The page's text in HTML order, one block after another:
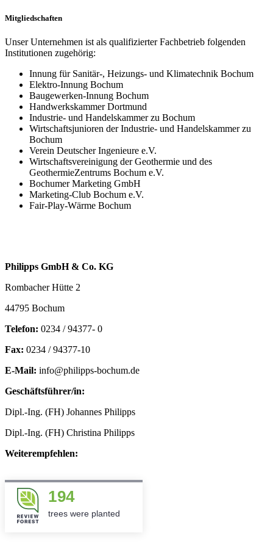
Mitgliedschaften
Unser Unternehmen ist als qualifizierter Fachbetrieb folgenden
Institutionen zugehörig:
Innung für Sanitär-, Heizungs- und Klimatechnik Bochum
Elektro-Innung Bochum
Baugewerken-Innung Bochum
Handwerkskammer Dortmund
Industrie- und Handelskammer zu Bochum
Wirtschaftsjunioren der Industrie- und Handelskammer zu
Bochum
Verein Deutscher Ingenieure e.V.
Wirtschaftsvereinigung der Geothermie und des
GeothermieZentrums Bochum e.V.
Bochumer Marketing GmbH
Marketing-Club Bochum e.V.
Fair-Play-Wärme Bochum
Philipps GmbH & Co. KG
Rombacher Hütte 2
44795 Bochum
Telefon: 0234 / 94377- 0
Fax: 0234 / 94377-10
E-Mail: info@philipps-bochum.de
Geschäftsführer/in:
Dipl.-Ing. (FH) Johannes Philipps
Dipl.-Ing. (FH) Christina Philipps
Weiterempfehlen:
194
trees were planted